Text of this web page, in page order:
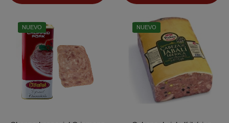
NUEVO NUEVO